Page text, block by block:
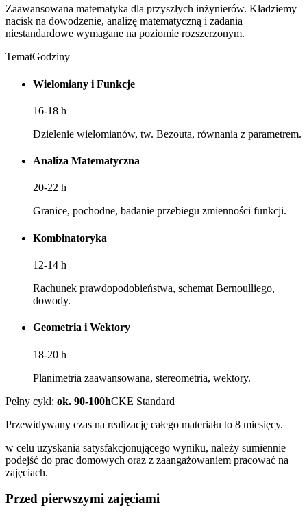
Zaawansowana matematyka dla przyszłych inżynierów. Kładziemy
nacisk na dowodzenie, analizę matematyczną i zadania
niestandardowe wymagane na poziomie rozszerzonym.
TematGodziny
Wielomiany i Funkcje
16-18 h
Dzielenie wielomianów, tw. Bezouta, równania z parametrem.
Analiza Matematyczna
20-22 h
Granice, pochodne, badanie przebiegu zmienności funkcji.
Kombinatoryka
12-14 h
Rachunek prawdopodobieństwa, schemat Bernoulliego,
dowody.
Geometria i Wektory
18-20 h
Planimetria zaawansowana, stereometria, wektory.
Pełny cykl: ok. 90-100hCKE Standard
Przewidywany czas na realizację całego materiału to 8 miesięcy.
w celu uzyskania satysfakcjonującego wyniku, należy sumiennie
podejść do prac domowych oraz z zaangażowaniem pracować na
zajęciach.
Przed pierwszymi zajęciami